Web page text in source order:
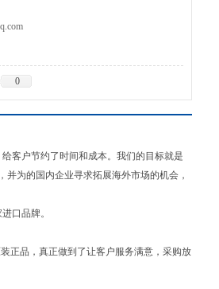
0
客户节约了时间和成本。我们的目标就是
为的国内企业寻求拓展海外市场的机会，
口品牌。
正品，真正做到了让客户服务满意，采购放